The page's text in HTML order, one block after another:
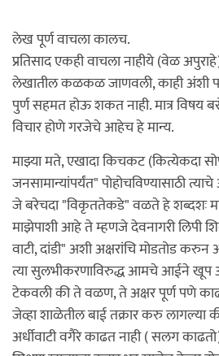
लेख पूर्ण वाचला कालच.
प्रतिसाद एकही वाचला नाहीये (वेळ
लेखातील कळकळ जाणवली, काही अंशी
पुर्ण सहमत होऊ शकत नाही. मात्र विषय
विचार होणे गरजेचे आहेच हे मान्य.
माझ्या मते, एखादा किचकट (कित्येकदा
जनसामान्यांपर्यंत" पोहोचविण्यासाठी
जे बरेचदा "विकृततेकडे" वळते हे शब्दशः
माझेपाशी आहे ते म्हणजे देवनागरी लिपी
वाटी, दांडी" अशी अक्षरांचि मोडतोड
त्या सुलभीकरणाविरुद्ध आमचे आईने
टेकवली की ते वळण, ते अक्षर पूर्ण पणे
जेव्हा शाळेतील बाई तक्रार करु लागल्या
अर्धीवाटी वगैरे काढत नाही ( सलग